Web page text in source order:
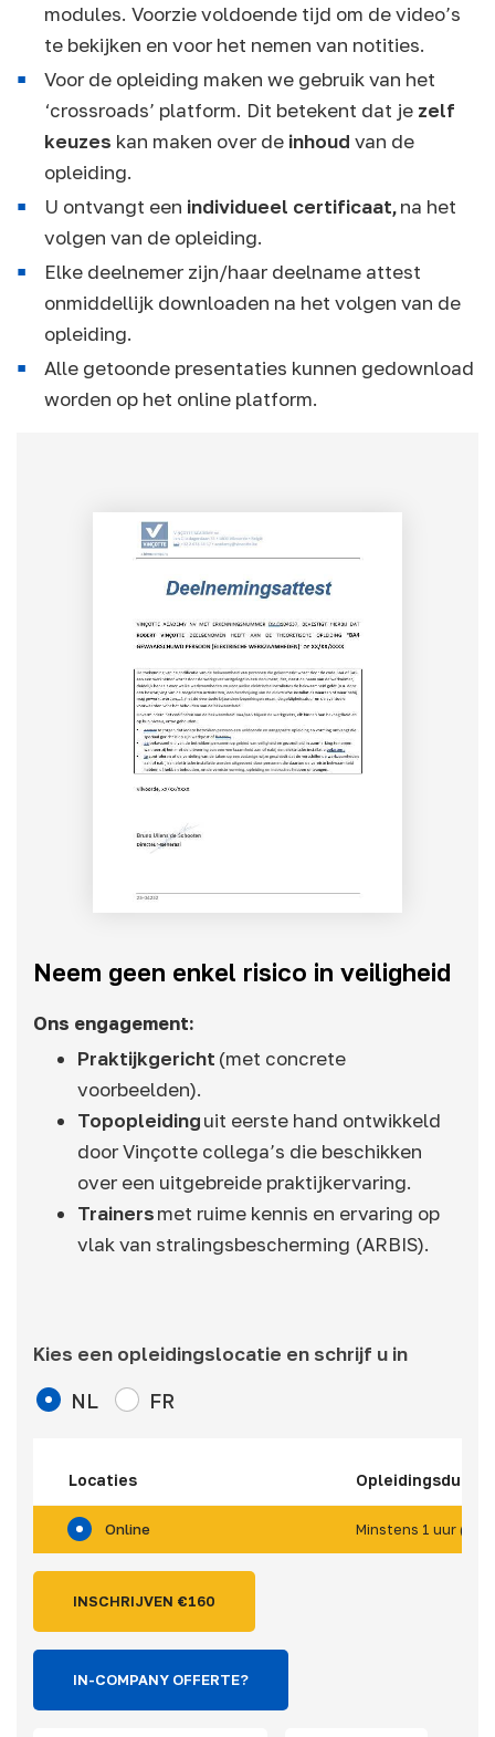
modules. Voorzie voldoende tijd om de video’s
te bekijken en voor het nemen van notities.
Voor de opleiding maken we gebruik van het
‘crossroads’ platform. Dit betekent dat je zelf
keuzes kan maken over de inhoud van de
opleiding.
U ontvangt een individueel certificaat,na het
volgen van de opleiding.
Elke deelnemer zijn/haar deelname attest
onmiddellijk downloaden na het volgen van de
opleiding.
Alle getoonde presentaties kunnen gedownload
worden op het online platform.
Neem geen enkel risico in veiligheid
Ons engagement:
Praktijkgericht (met concrete
voorbeelden).
Topopleidinguit eerste hand ontwikkeld
door Vinçotte collega’s die beschikken
over een uitgebreide praktijkervaring.
Trainersmet ruime kennis en ervaring op
vlak van stralingsbescherming (ARBIS).
Kies een opleidingslocatie en schrijf u in
NL FR
Locaties Opleidingsduur
Online Minstens 1 uur (*)
INSCHRIJVEN €160
IN-COMPANY OFFERTE?